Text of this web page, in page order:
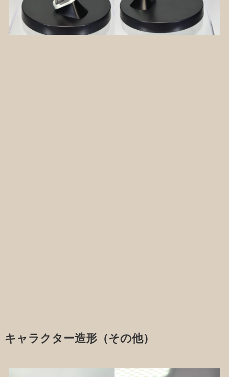
キャラクター造形（その他）